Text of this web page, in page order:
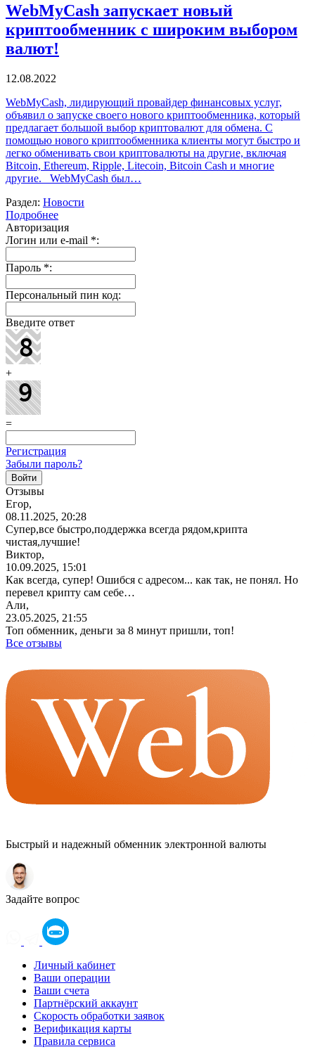
WebMyCash запускает новый
криптообменник с широким выбором
валют!
12.08.2022
WebMyCash, лидирующий провайдер финансовых услуг,
объявил о запуске своего нового криптообменника, который
предлагает большой выбор криптовалют для обмена. С
помощью нового криптообменника клиенты могут быстро и
легко обменивать свои криптовалюты на другие, включая
Bitcoin, Ethereum, Ripple, Litecoin, Bitcoin Cash и многие
другие. WebMyCash был…
Раздел: Новости
Подробнее
Авторизация
Логин или e-mail *:
Пароль *:
Персональный пин код:
Введите ответ
+
=
Регистрация
Забыли пароль?
Отзывы
Егор,
08.11.2025, 20:28
Супер,все быстро,поддержка всегда рядом,крипта
чистая,лучшие!
Виктор,
10.09.2025, 15:01
Как всегда, супер! Ошибся с адресом... как так, не понял. Но
перевел крипту сам себе…
Али,
23.05.2025, 21:55
Топ обменник, деньги за 8 минут пришли, топ!
Все отзывы
Быстрый и надежный обменник электронной валюты
Задайте вопрос
Личный кабинет
Ваши операции
Ваши счета
Партнёрский аккаунт
Скорость обработки заявок
Верификация карты
Правила сервиса